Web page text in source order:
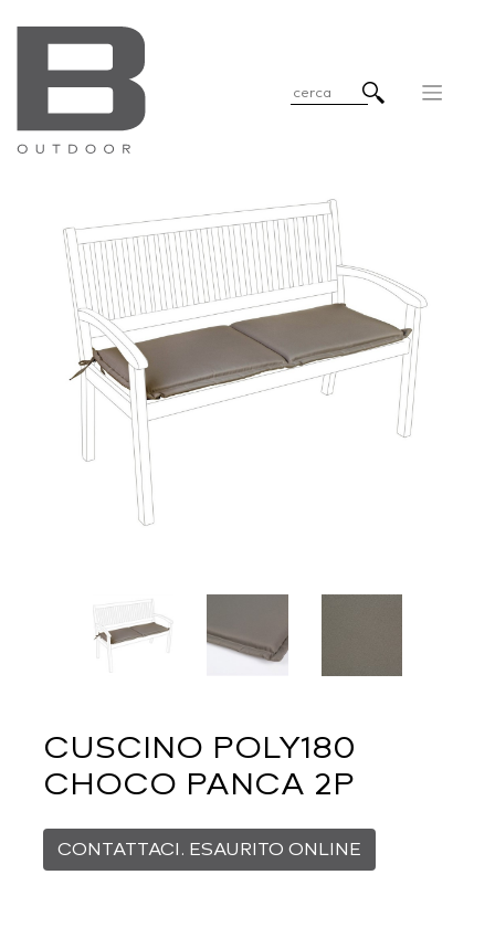
CUSCINO POLY180
CHOCO PANCA 2P
CONTATTACI. ESAURITO ONLINE